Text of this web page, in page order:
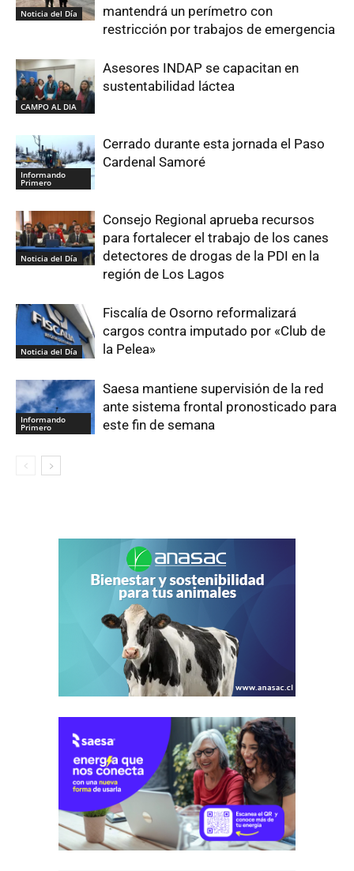
Noticia del Día
mantendrá un perímetro con
restricción por trabajos de emergencia
CAMPO AL DIA
Asesores INDAP se capacitan en
sustentabilidad láctea
Informando
Primero
Cerrado durante esta jornada el Paso
Cardenal Samoré
Noticia del Día
Consejo Regional aprueba recursos
para fortalecer el trabajo de los canes
detectores de drogas de la PDI en la
región de Los Lagos
Noticia del Día
Fiscalía de Osorno reformalizará
cargos contra imputado por «Club de
la Pelea»
Informando
Primero
Saesa mantiene supervisión de la red
ante sistema frontal pronosticado para
este fin de semana